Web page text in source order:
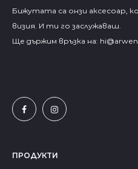
Бижутата са онзи аксесоар,
визия. И ти го заслужаваш.
Ще държим връзка на:
ПРОДУКТИ